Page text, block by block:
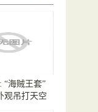
“海贼王套”
观吊打天空